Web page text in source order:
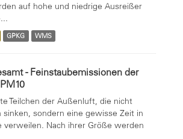
auf hohe und niedrige Ausreißer
GPKG WMS
- Feinstaubemissionen der
Teilchen der Außenluft, die nicht
sinken, sondern eine gewisse Zeit in
verweilen. Nach ihrer Größe werden